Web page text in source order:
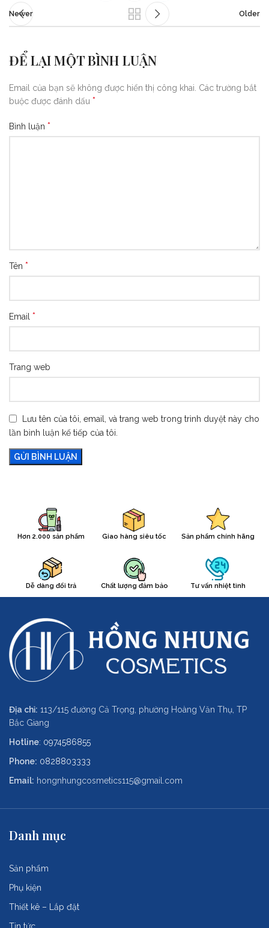
Newer Older
ĐỂ LẠI MỘT BÌNH LUẬN
Email của bạn sẽ không được hiển thị công khai. Các trường bắt
buộc được đánh dấu *
Bình luận *
Tên *
Email *
Trang web
Lưu tên của tôi, email, và trang web trong trình duyệt này cho
lần bình luận kế tiếp của tôi.
Hơn 2.000 sản phẩm Giao hàng siêu tốc Sản phẩm chính hãng
Dễ dàng đổi trả Chất lượng đảm bảo Tư vấn nhiệt tình
Địa chỉ: 113/115 đường Cả Trọng, phường Hoàng Văn Thụ, TP
Bắc Giang
Hotline: 0974586855
Phone: 0828803333
Email: hongnhungcosmetics115@gmail.com
Danh mục
Sản phẩm
Phụ kiện
Thiết kê – Lắp đặt